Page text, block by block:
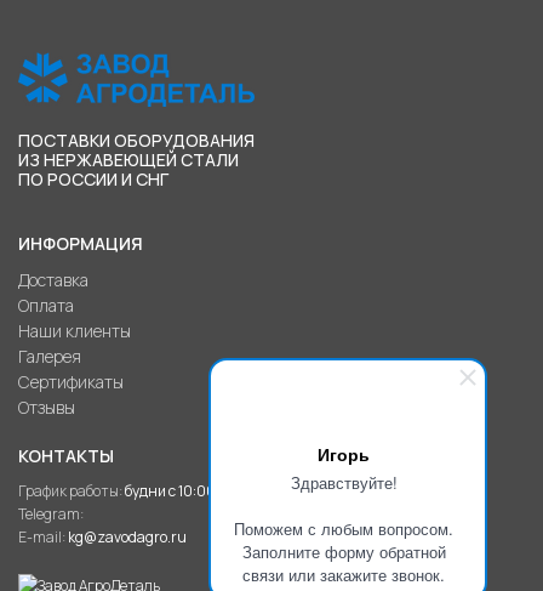
Игорь
Здравствуйте!
Поможем с любым вопросом.
Заполните форму обратной
связи или закажите звонок.
ПОСТАВКИ ОБОРУДОВАНИЯ
ИЗ НЕРЖАВЕЮЩЕЙ СТАЛИ
ПО РОССИИ И СНГ
ИНФОРМАЦИЯ
Доставка
Оплата
Наши клиенты
Галерея
Сертификаты
Отзывы
КОНТАКТЫ
График работы:будни с 10:00 до 20:00
Telegram:
E-mail: kg@zavodagro.ru